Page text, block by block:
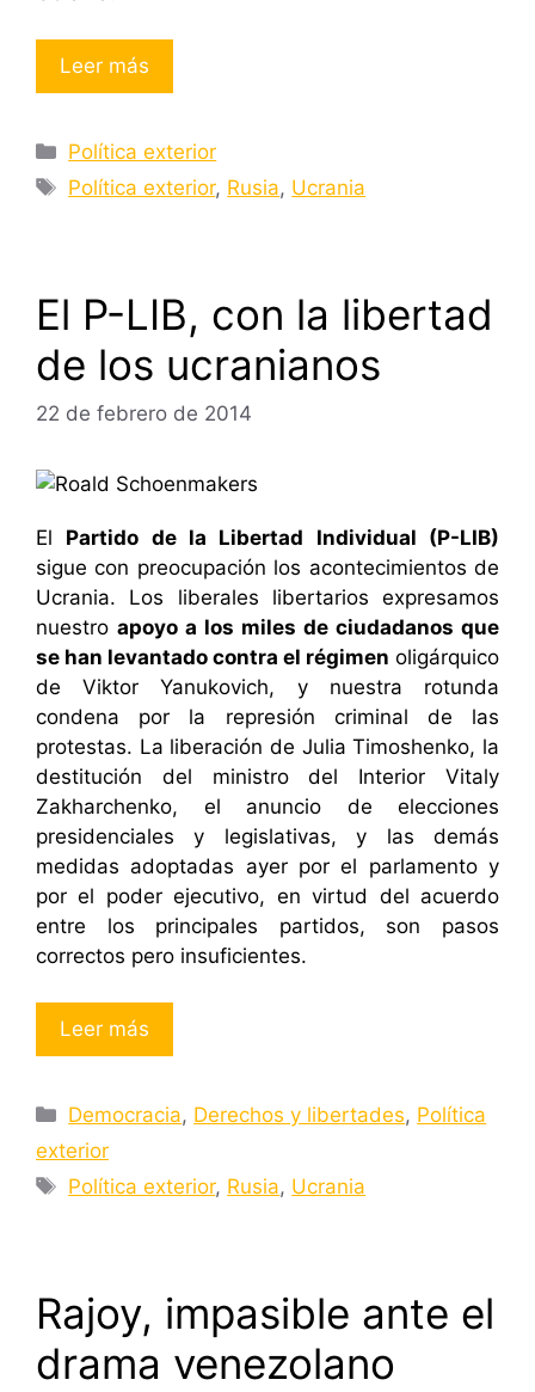
Leer más
Categorías
Política exterior
Etiquetas
Política exterior, Rusia, Ucrania
El P-LIB, con la libertad
de los ucranianos
22 de febrero de 2014
El Partido de la Libertad Individual (P-LIB)
sigue con preocupación los acontecimientos de
Ucrania. Los liberales libertarios expresamos
nuestro apoyo a los miles de ciudadanos que
se han levantado contra el régimen oligárquico
de Viktor Yanukovich, y nuestra rotunda
condena por la represión criminal de las
protestas. La liberación de Julia Timoshenko, la
destitución del ministro del Interior Vitaly
Zakharchenko, el anuncio de elecciones
presidenciales y legislativas, y las demás
medidas adoptadas ayer por el parlamento y
por el poder ejecutivo, en virtud del acuerdo
entre los principales partidos, son pasos
correctos pero insuficientes.
Leer más
Categorías
Democracia, Derechos y libertades, Política
exterior
Etiquetas
Política exterior, Rusia, Ucrania
Rajoy, impasible ante el
drama venezolano